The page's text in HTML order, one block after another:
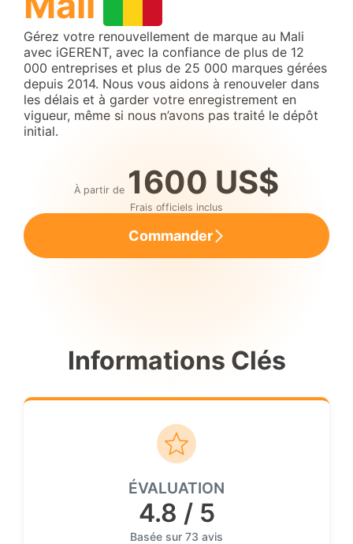
Gérez votre renouvellement de marque au Mali
avec iGERENT, avec la confiance de plus de 12
000 entreprises et plus de 25 000 marques gérées
depuis 2014. Nous vous aidons à renouveler dans
les délais et à garder votre enregistrement en
vigueur, même si nous n’avons pas traité le dépôt
initial.
À partir de 1600 US$
Frais officiels inclus
Commander
Informations Clés
ÉVALUATION
4.8 / 5
Basée sur 73 avis